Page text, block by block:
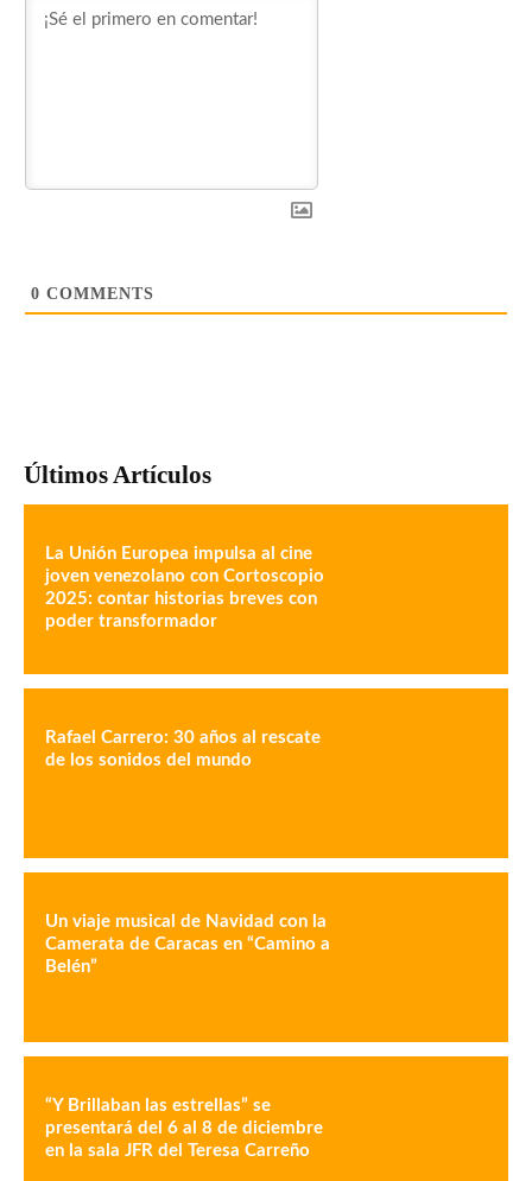
0 COMMENTS
Últimos Artículos
La Unión Europea impulsa al cine
joven venezolano con Cortoscopio
2025: contar historias breves con
poder transformador
Rafael Carrero: 30 años al rescate
de los sonidos del mundo
Un viaje musical de Navidad con la
Camerata de Caracas en “Camino a
Belén”
“Y Brillaban las estrellas” se
presentará del 6 al 8 de diciembre
en la sala JFR del Teresa Carreño